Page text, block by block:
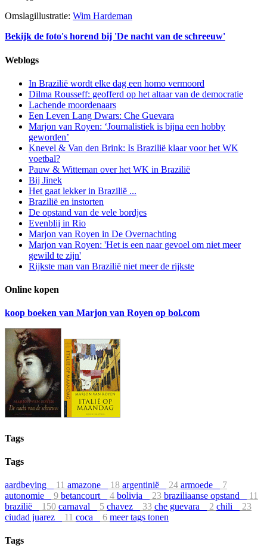
Omslagillustratie: Wim Hardeman
Bekijk de foto's horend bij 'De nacht van de schreeuw'
Weblogs
In Brazilië wordt elke dag een homo vermoord
Dilma Rousseff: geofferd op het altaar van de democratie
Lachende moordenaars
Een Leven Lang Dwars: Che Guevara
Marjon van Royen: ‘Journalistiek is bijna een hobby
geworden’
Knevel & Van den Brink: Is Brazilië klaar voor het WK
voetbal?
Pauw & Witteman over het WK in Brazilië
Bij Jinek
Het gaat lekker in Brazilië ...
Brazilië en instorten
De opstand van de vele bordjes
Evenblij in Rio
Marjon van Royen in De Overnachting
Marjon van Royen: 'Het is een naar gevoel om niet meer
gewild te zijn'
Rijkste man van Brazilië niet meer de rijkste
Online kopen
koop boeken van Marjon van Royen op bol.com
Tags
Tags
aardbeving 11 amazone 18 argentinië 24 armoede
7
autonomie
9 betancourt 4 bolivia 23 braziliaanse opstand
11
brazilië
150 carnaval 5 chavez 33 che guevara 2 chili
23
ciudad juarez
11 coca 6 meer tags tonen
Tags